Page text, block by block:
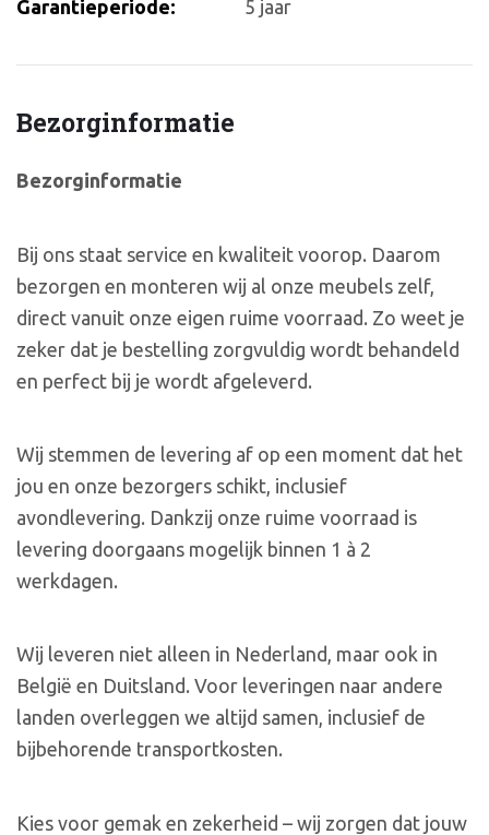
Garantieperiode:
5 jaar
Bezorginformatie
Bezorginformatie
Bij ons staat service en kwaliteit voorop. Daarom
bezorgen en monteren wij al onze meubels zelf,
direct vanuit onze eigen ruime voorraad. Zo weet je
zeker dat je bestelling zorgvuldig wordt behandeld
en perfect bij je wordt afgeleverd.
Wij stemmen de levering af op een moment dat het
jou en onze bezorgers schikt, inclusief
avondlevering. Dankzij onze ruime voorraad is
levering doorgaans mogelijk binnen 1 à 2
werkdagen.
Wij leveren niet alleen in Nederland, maar ook in
België en Duitsland. Voor leveringen naar andere
landen overleggen we altijd samen, inclusief de
bijbehorende transportkosten.
Kies voor gemak en zekerheid – wij zorgen dat jouw